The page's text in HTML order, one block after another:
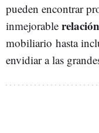
pueden encontrar
inmejorable
mobiliario hasta
envidiar a las